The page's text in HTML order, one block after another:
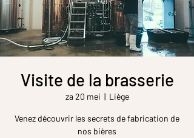
Visite de la brasserie
za 20 mei
  |
Liège
Venez découvrir les secrets de fabrication de
nos bières